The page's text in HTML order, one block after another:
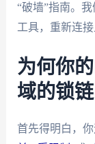
“破墙”指南。
工具，重新连
为何你
域的锁链
首先得明白，